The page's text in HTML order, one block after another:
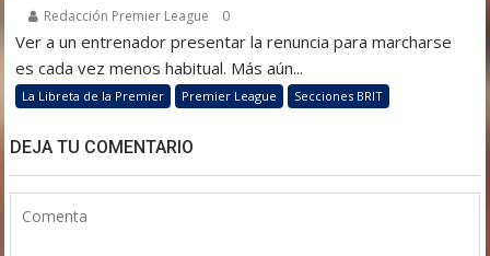
Redacción Premier League 0
Ver a un entrenador presentar la renuncia para marcharse
es cada vez menos habitual. Más aún...
La Libreta de la Premier Premier League Secciones BRIT
DEJA TU COMENTARIO